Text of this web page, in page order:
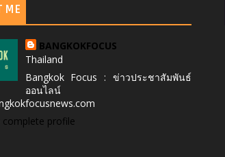
ME
BANGKOKFOCUS
Thailand
Bangkok Focus : ข่าวประชาสัมพันธ์
ออนไลน์
complete profile